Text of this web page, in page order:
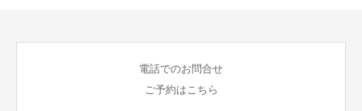
電話でのお問合せ
ご予約はこちら